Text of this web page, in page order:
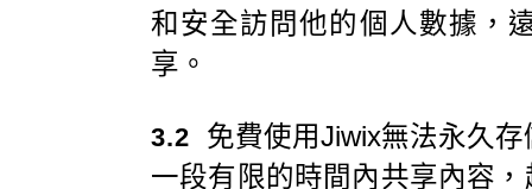
和安全訪問他的個人數據，
享。
3.2 免費使用Jiwix無法永久
一段有限的時間內共享內容